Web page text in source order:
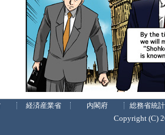
経済産業省 内閣府
総務省統
Copyright (C)